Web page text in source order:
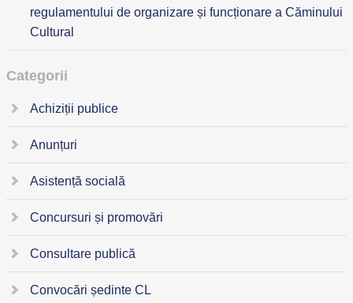
regulamentului de organizare și funcționare a Căminului
Cultural
Categorii
Achiziții publice
Anunțuri
Asistență socială
Concursuri și promovări
Consultare publică
Convocări ședinte CL